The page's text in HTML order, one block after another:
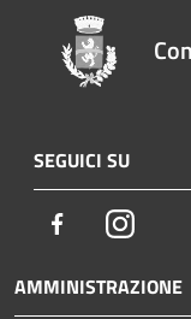
SEGUICI SU
Facebook
AMMINISTRAZIONE